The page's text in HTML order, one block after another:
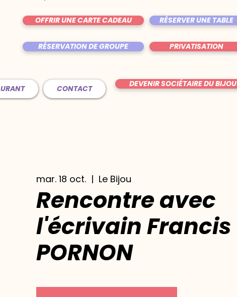
OFFRIR UNE CARTE CADEAU RÉSERVER UNE TABLE
RÉSERVATION DE GROUPE PRIVATISATION
CONTACT DEVENIR SOCIÉTAIRE DU BIJOU
mar. 18 oct.
  |
Le Bijou
Rencontre avec
l'écrivain Francis
PORNON